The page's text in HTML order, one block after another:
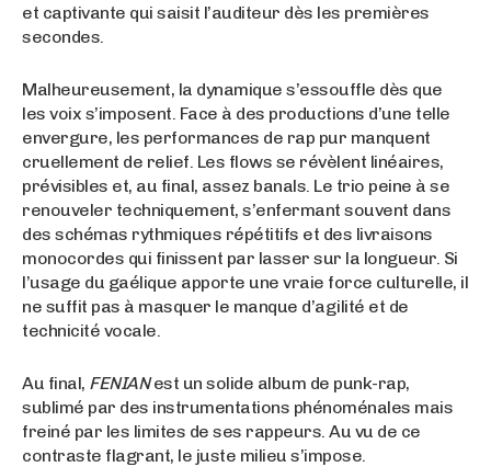
et captivante qui saisit l’auditeur dès les premières
secondes.
Malheureusement, la dynamique s’essouffle dès que
les voix s’imposent. Face à des productions d’une telle
envergure, les performances de rap pur manquent
cruellement de relief. Les flows se révèlent linéaires,
prévisibles et, au final, assez banals. Le trio peine à se
renouveler techniquement, s’enfermant souvent dans
des schémas rythmiques répétitifs et des livraisons
monocordes qui finissent par lasser sur la longueur. Si
l’usage du gaélique apporte une vraie force culturelle, il
ne suffit pas à masquer le manque d’agilité et de
technicité vocale.
Au final, FENIANest un solide album de punk-rap,
sublimé par des instrumentations phénoménales mais
freiné par les limites de ses rappeurs. Au vu de ce
contraste flagrant, le juste milieu s’impose.